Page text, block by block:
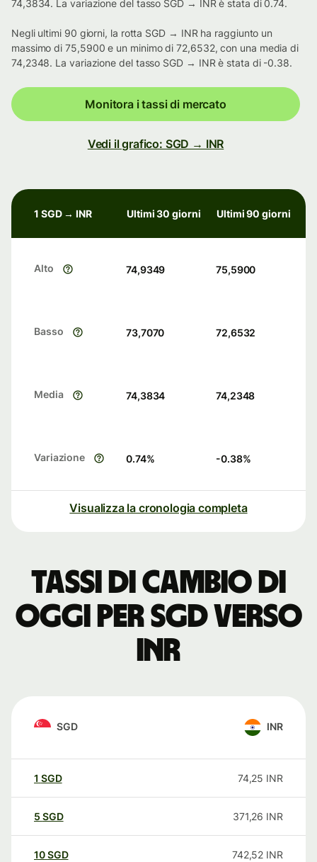
74,3834. La variazione del tasso SGD → INR è stata di 0.74.
Negli ultimi 90 giorni, la rotta SGD → INR ha raggiunto un
massimo di 75,5900 e un minimo di 72,6532, con una media di
74,2348. La variazione del tasso SGD → INR è stata di -0.38.
Monitora i tassi di mercato
Vedi il grafico: SGD → INR
1 SGD → INR Ultimi 30 giorni Ultimi 90 giorni
Alto 74,9349 75,5900
Basso 73,7070 72,6532
Media 74,3834 74,2348
Variazione 0.74% -0.38%
Visualizza la cronologia completa
Tassi di cambio di
oggi per SGD verso
INR
SGD INR
1 SGD 74,25 INR
5 SGD 371,26 INR
10SGD 742,52 INR